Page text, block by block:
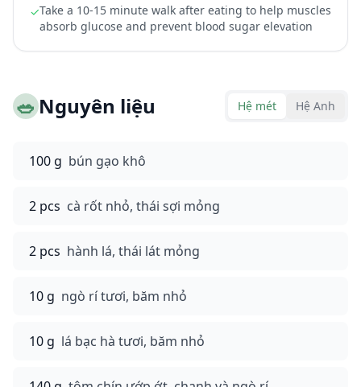
✓Take a 10-15 minute walk after eating to help muscles
absorb glucose and prevent blood sugar elevation
🥗Nguyên liệu Hệ mét Hệ Anh
100 g bún gạo khô
2 pcs cà rốt nhỏ, thái sợi mỏng
2 pcs hành lá, thái lát mỏng
10 g ngò rí tươi, băm nhỏ
10 g lá bạc hà tươi, băm nhỏ